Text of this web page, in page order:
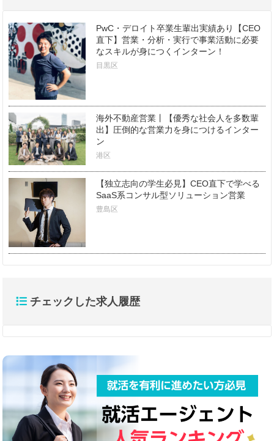
PwC・デロイト卒業生輩出実績あり【CEO
直下】営業・分析・実行で事業活動に必要
なスキルが身につくインターン！
目黒区
海外不動産営業丨【優秀な社会人を多数輩
出】圧倒的な営業力を身につけるインター
ン
港区
【独立志向の学生必見】CEO直下で学べる
SaaS系コンサル型ソリューション営業
豊島区
チェックした求人履歴